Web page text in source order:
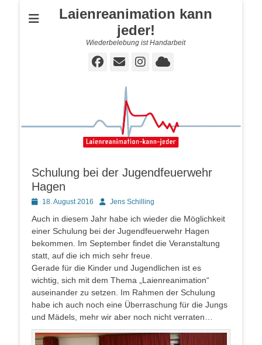
Laienreanimation kann
jeder!
Wiederbelebung ist Handarbeit
Facebook
E-
Instagram
Cloud
Schulung bei der Jugendfeuerwehr
Hagen
Posted18. August 2016 AutorJens Schilling
Auch in diesem Jahr habe ich wieder die Möglichkeit
einer Schulung bei der Jugendfeuerwehr Hagen
bekommen. Im September findet die Veranstaltung
statt, auf die ich mich sehr freue.
Gerade für die Kinder und Jugendlichen ist es
wichtig, sich mit dem Thema „Laienreanimation“
auseinander zu setzen. Im Rahmen der Schulung
habe ich auch noch eine Überraschung für die Jungs
und Mädels, mehr wir aber noch nicht verraten…